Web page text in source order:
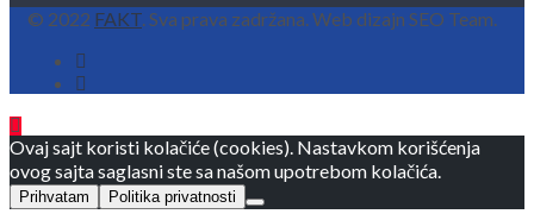
© 2022 FAKT. Sva prava zadržana. Web dizajn SEO Team.
Ovaj sajt koristi kolačiće (cookies). Nastavkom korišćenja
ovog sajta saglasni ste sa našom upotrebom kolačića.
Prihvatam Politika privatnosti